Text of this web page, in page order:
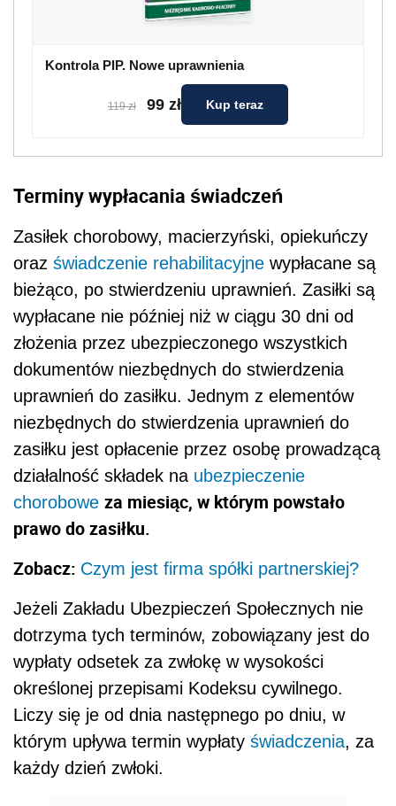
Kontrola PIP. Nowe uprawnienia
119 zł 99 zł Kup teraz
Terminy wypłacania świadczeń
Zasiłek chorobowy, macierzyński, opiekuńczy
oraz świadczenie rehabilitacyjne wypłacane są
bieżąco, po stwierdzeniu uprawnień. Zasiłki są
wypłacane nie później niż w ciągu 30 dni od
złożenia przez ubezpieczonego wszystkich
dokumentów niezbędnych do stwierdzenia
uprawnień do zasiłku. Jednym z elementów
niezbędnych do stwierdzenia uprawnień do
zasiłku jest opłacenie przez osobę prowadzącą
działalność składek na ubezpieczenie
chorobowe za miesiąc, w którym powstało
prawo do zasiłku.
Zobacz: Czym jest firma spółki partnerskiej?
Jeżeli Zakładu Ubezpieczeń Społecznych nie
dotrzyma tych terminów, zobowiązany jest do
wypłaty odsetek za zwłokę w wysokości
określonej przepisami Kodeksu cywilnego.
Liczy się je od dnia następnego po dniu, w
którym upływa termin wypłaty świadczenia, za
każdy dzień zwłoki.